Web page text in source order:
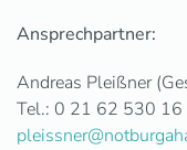
Ansprechpartner:
Andreas Pleißner
Tel.: 0 21 62 530